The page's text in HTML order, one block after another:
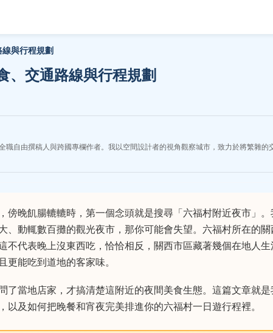
與行程規劃
、交通路線與行程規劃
自由撰稿人與跨國專欄作者。我以空間設計者的視角觀察城市，致力於將繁雜
傍晚飢腸轆轆時，第一個念頭就是搜尋「六福村附近夜市」
、動輒數百攤的觀光夜市，那你可能會失望。六福村所在的
不代表晚上沒東西吃，恰恰相反，關西市區藏著幾個在地人
能吃到道地的客家味。
了當地店家，才搞清楚這附近的夜間美食生態。這篇文章就
及如何把晚餐和宵夜完美排進你的六福村一日遊行程裡。